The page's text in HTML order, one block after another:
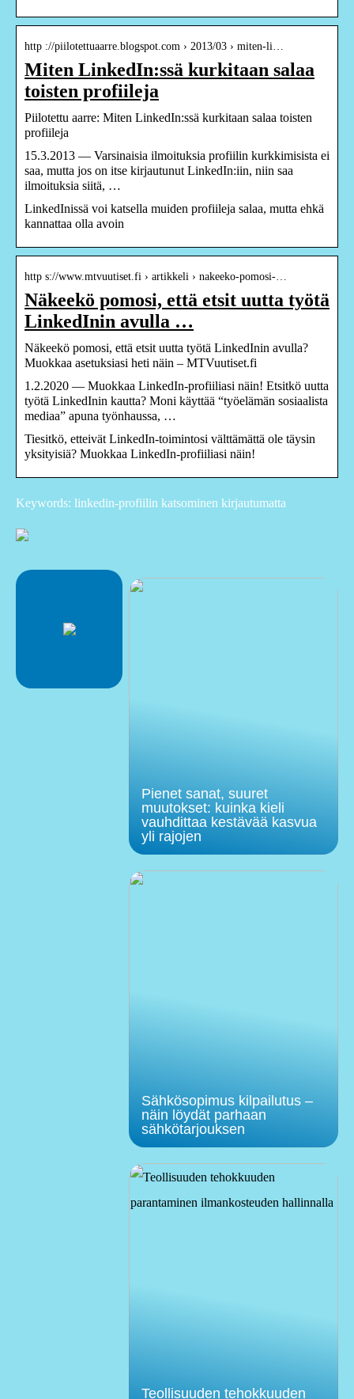
http ://piilotettuaarre.blogspot.com › 2013/03 › miten-li…
Miten LinkedIn:ssä kurkitaan salaa
toisten profiileja
Piilotettu aarre: Miten LinkedIn:ssä kurkitaan salaa toisten
profiileja
15.3.2013 — Varsinaisia ilmoituksia profiilin kurkkimisista ei
saa, mutta jos on itse kirjautunut LinkedIn:iin, niin saa
ilmoituksia siitä, …
LinkedInissä voi katsella muiden profiileja salaa, mutta ehkä
kannattaa olla avoin
http s://www.mtvuutiset.fi › artikkeli › nakeeko-pomosi-…
Näkeekö pomosi, että etsit uutta työtä
LinkedInin avulla …
Näkeekö pomosi, että etsit uutta työtä LinkedInin avulla?
Muokkaa asetuksiasi heti näin – MTVuutiset.fi
1.2.2020 — Muokkaa LinkedIn-profiiliasi näin! Etsitkö uutta
työtä LinkedInin kautta? Moni käyttää “työelämän sosiaalista
mediaa” apuna työnhaussa, …
Tiesitkö, etteivät LinkedIn-toimintosi välttämättä ole täysin
yksityisiä? Muokkaa LinkedIn-profiiliasi näin!
Keywords: linkedin-profiilin katsominen kirjautumatta
Pienet sanat, suuret
muutokset: kuinka kieli
vauhdittaa kestävää kasvua
yli rajojen
Sähkösopimus kilpailutus –
näin löydät parhaan
sähkötarjouksen
Teollisuuden tehokkuuden